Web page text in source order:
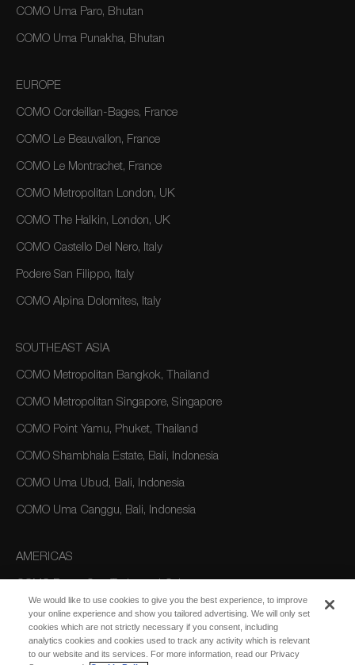
COMO Uma Paro, Bhutan
COMO Uma Punakha, Bhutan
EUROPE
COMO Cordeillan-Bages, France
COMO Le Beauvallon, France
COMO Le Montrachet, France
COMO Metropolitan London, UK
COMO The Halkin, London, UK
COMO Castello Del Nero, Italy
Podere San Filippo, Italy
COMO Alpina Dolomites, Italy
SOUTHEAST ASIA
COMO Metropolitan Bangkok, Thailand
COMO Metropolitan Singapore, Singapore
COMO Point Yamu, Phuket, Thailand
COMO Shambhala Estate, Bali, Indonesia
COMO Uma Ubud, Bali, Indonesia
COMO Uma Canggu, Bali, Indonesia
AMERICAS
AUSTRALIA/OCEANIA
COMO The Treasury, Perth
We would like to use cookies to give you the best experience, to improve
your online experience and show you tailored advertising. We will only set
cookies which are not strictly necessary if you consent, including
analytics cookies and cookies used to track any activity which is relevant
to our website and its services. For more information, read our Privacy